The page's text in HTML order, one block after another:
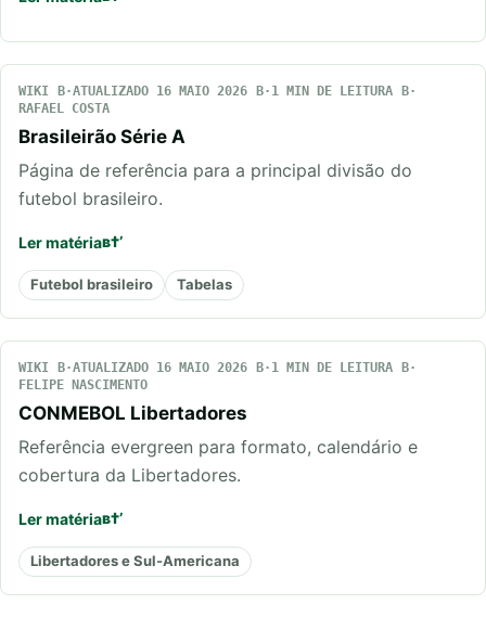
WIKI ATUALIZADO 16 MAIO 2026
1 MIN DE LEITURA
RAFAEL COSTA
Brasileirão Série A
Página de referência para a principal divisão do
futebol brasileiro.
Ler matéria
Futebol brasileiro Tabelas
WIKI ATUALIZADO 16 MAIO 2026
1 MIN DE LEITURA
FELIPE NASCIMENTO
CONMEBOL Libertadores
Referência evergreen para formato, calendário e
cobertura da Libertadores.
Ler matéria
Libertadores e Sul-Americana